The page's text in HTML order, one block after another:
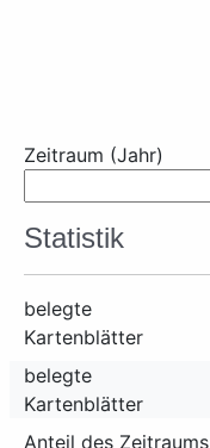
Zeitraum (Jahr)
Statistik
belegte
Kartenblätter
belegte
Kartenblätter
Anteil des Zeitraums